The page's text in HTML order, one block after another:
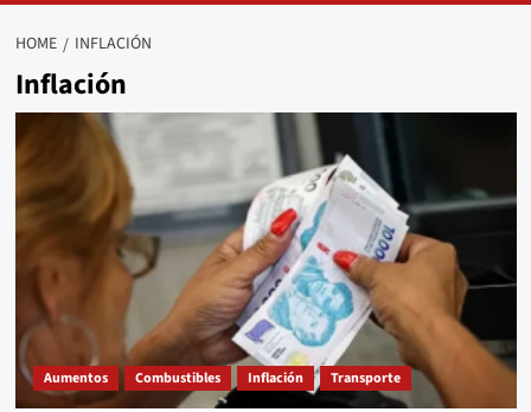
HOME INFLACIÓN
Inflación
Aumentos Combustibles Inflación Transporte